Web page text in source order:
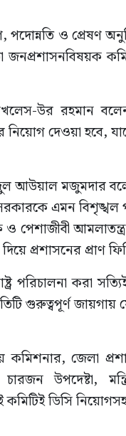
পদোন্নতি ও প্রেষণ
জনপ্রশাসনবিষয়ক
উর রহমান
নিয়োগ দেওয়া হবে,
আউয়াল মজুমদার
এমন বিশৃঙ্খল
পেশাজীবী
প্রশাসনের প্রাণ
পরিচালনা করা
গুরুত্বপূর্ণ
কমিশনার, জেলা
উপদেষ্টা,
ডিসি নিয়োগসহ